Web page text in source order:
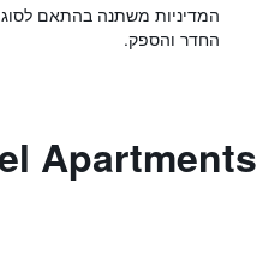
המדיניות משתנה בהתאם לסוג
החדר והספק.